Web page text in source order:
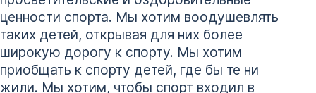
ценности спорта. Мы хотим воодушевлять
таких детей, открывая для них более
широкую дорогу к спорту. Мы хотим
приобщать к спорту детей, где бы те ни
жили. Мы хотим, чтобы спорт входил в